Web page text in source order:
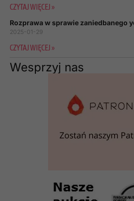
CZYTAJ WIĘCEJ »
Rozprawa w sprawie zaniedbanego
2025-01-29
CZYTAJ WIĘCEJ »
Wesprzyj nas